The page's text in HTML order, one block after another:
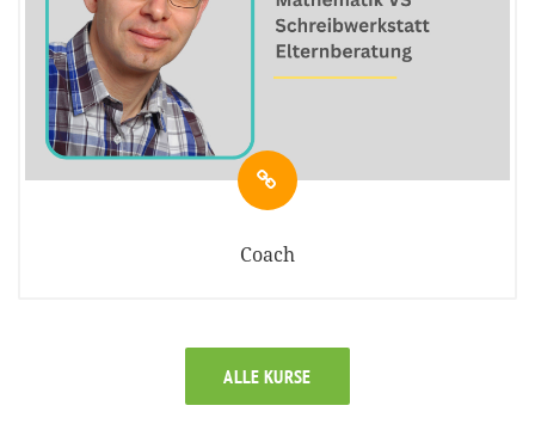
Coach
ALLE KURSE